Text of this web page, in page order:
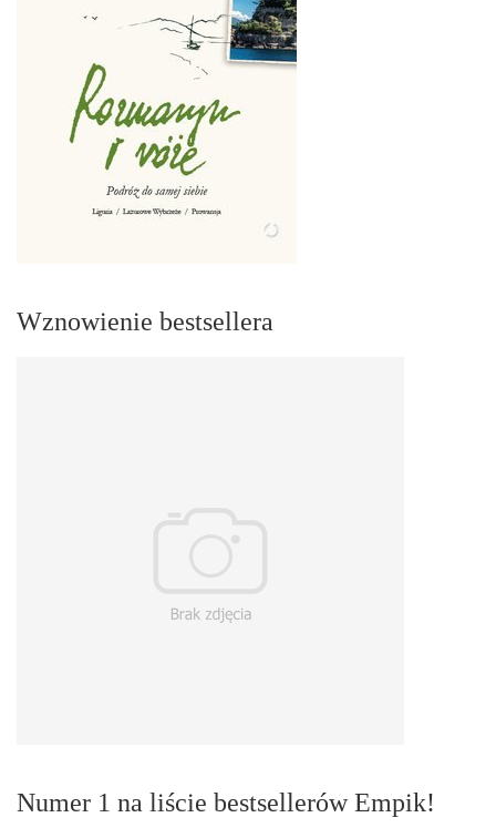
Wznowienie bestsellera
Numer 1 na liście bestsellerów Empik!